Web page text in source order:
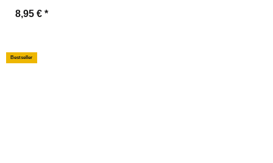
8,95 € *
Bestseller